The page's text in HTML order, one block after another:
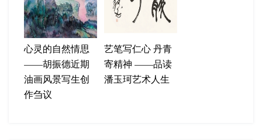
心灵的自然情思
——胡振德近期
油画风景写生创
作刍议
艺笔写仁心 丹青
寄精神 ——品读
潘玉珂艺术人生